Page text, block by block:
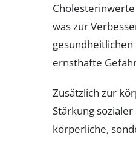
was zur
ernsthafte
Zusätzlich zur
Stärkung
körperliche,